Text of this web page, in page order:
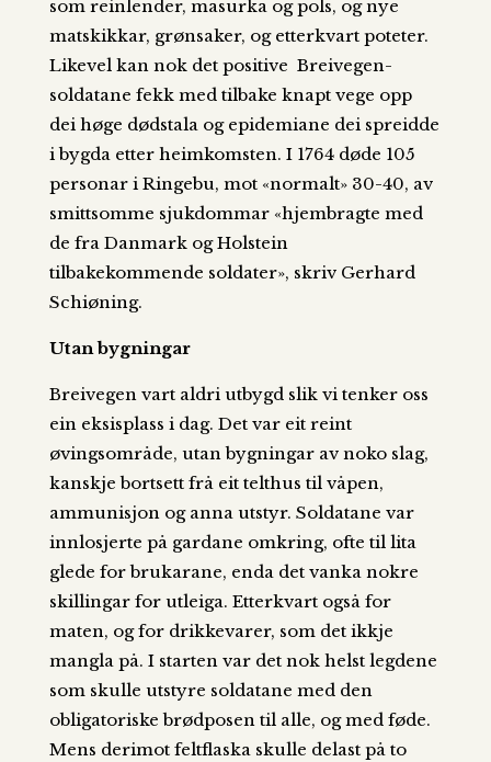
som reinlender, masurka og pols, og nye
matskikkar, grønsaker, og etterkvart poteter.
Likevel kan nok det positive Breivegen-
soldatane fekk med tilbake knapt vege opp
dei høge dødstala og epidemiane dei spreidde
i bygda etter heimkomsten. I 1764 døde 105
personar i Ringebu, mot «normalt» 30-40, av
smittsomme sjukdommar «hjembragte med
de fra Danmark og Holstein
tilbakekommende soldater», skriv Gerhard
Schiøning.
Utan bygningar
Breivegen vart aldri utbygd slik vi tenker oss
ein eksisplass i dag. Det var eit reint
øvingsområde, utan bygningar av noko slag,
kanskje bortsett frå eit telthus til våpen,
ammunisjon og anna utstyr. Soldatane var
innlosjerte på gardane omkring, ofte til lita
glede for brukarane, enda det vanka nokre
skillingar for utleiga. Etterkvart også for
maten, og for drikkevarer, som det ikkje
mangla på. I starten var det nok helst legdene
som skulle utstyre soldatane med den
obligatoriske brødposen til alle, og med føde.
Mens derimot feltflaska skulle delast på to